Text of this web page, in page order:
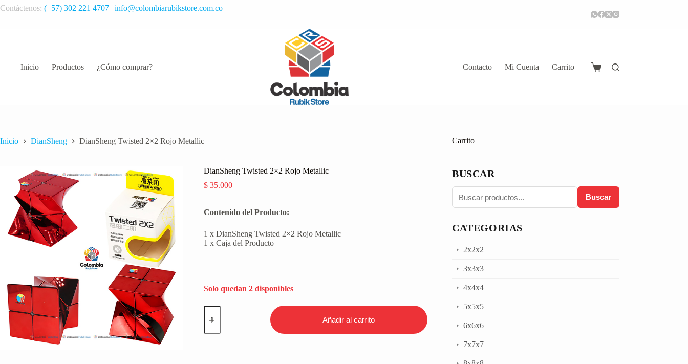
Saltar
al
Contáctenos: (+57) 302 221 4707 | info@colombiarubikstore.com.co
Inicio Productos ¿Cómo comprar? Contacto Mi Cuenta Carrito
Carro
Inicio DianSheng DianSheng Twisted 2×2 Rojo Metallic
DianSheng Twisted 2×2 Rojo Metallic
$35.000
Contenido del Producto:
1 x DianSheng Twisted 2×2 Rojo Metallic
1 x Caja del Producto
Solo quedan 2 disponibles
DianSheng
Twisted
Rojo
cantidad
Añadir al carrito
Carrito
BUSCAR
Buscar
CATEGORIAS
2x2x2
3x3x3
4x4x4
5x5x5
6x6x6
7x7x7